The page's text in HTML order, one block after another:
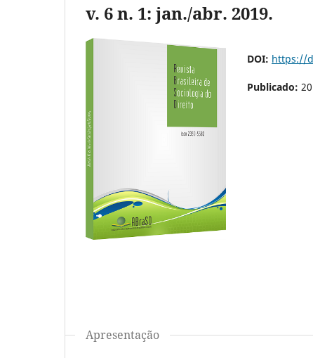
v. 6 n. 1: jan./abr. 2019.
DOI: https://
Publicado:
Apresentação